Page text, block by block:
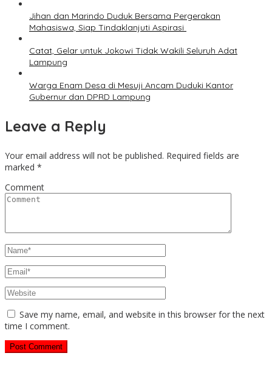
Jihan dan Marindo Duduk Bersama Pergerakan
Mahasiswa, Siap Tindaklanjuti Aspirasi
Catat, Gelar untuk Jokowi Tidak Wakili Seluruh Adat
Lampung
Warga Enam Desa di Mesuji Ancam Duduki Kantor
Gubernur dan DPRD Lampung
Leave a Reply
Your email address will not be published. Required fields are
marked *
Comment
Save my name, email, and website in this browser for the next
time I comment.